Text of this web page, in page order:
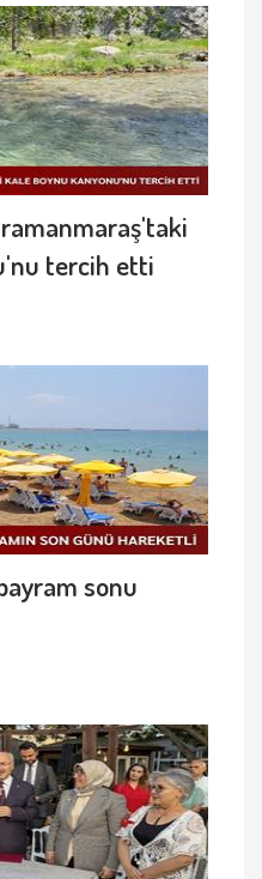
tercih etti
sonu